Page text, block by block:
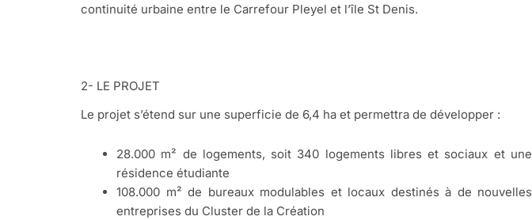
continuité urbaine entre le Carrefour Pleyel et l’île St Denis.
2- LE PROJET
Le projet s’étend sur une superficie de 6,4 ha et permettra de développer :
28.000 m² de logements, soit 340 logements libres et sociaux et une
résidence étudiante
108.000 m² de bureaux modulables et locaux destinés à de nouvelles
entreprises du Cluster de la Création